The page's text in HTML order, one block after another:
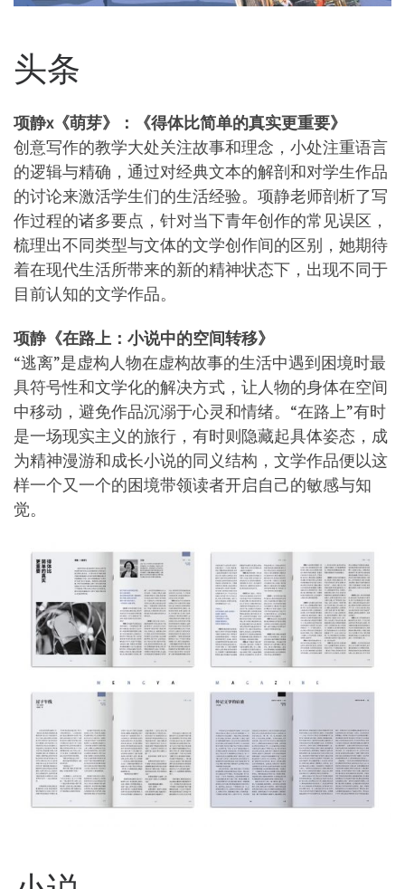
头条
项静x《萌芽》：《得体比简单的真实更重要》
创意写作的教学大处关注故事和理念，小处注重语言
的逻辑与精确，通过对经典文本的解剖和对学生作品
的讨论来激活学生们的生活经验。项静老师剖析了写
作过程的诸多要点，针对当下青年创作的常见误区，
梳理出不同类型与文体的文学创作间的区别，她期待
着在现代生活所带来的新的精神状态下，出现不同于
目前认知的文学作品。
项静《在路上：小说中的空间转移》
“逃离”是虚构人物在虚构故事的生活中遇到困境时最
具符号性和文学化的解决方式，让人物的身体在空间
中移动，避免作品沉溺于心灵和情绪。“在路上”有时
是一场现实主义的旅行，有时则隐藏起具体姿态，成
为精神漫游和成长小说的同义结构，文学作品便以这
样一个又一个的困境带领读者开启自己的敏感与知
觉。